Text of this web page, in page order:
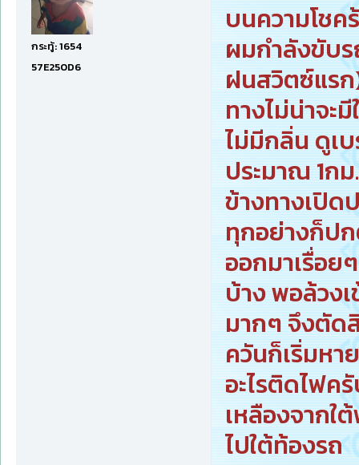
กระทู้: 1654
57E250D6
บนความโชค
ผมกำลังขับ
ฝนสวิตซ์แร
ทางไม่น่าจะ
ไม่มีกลิ่น ดูเ
ประมาณ 1ก
ข้างทางเปิด
ทุกอย่างก็ป
ออกมาเรื่อย
บ้าง พอล้วง
มากๆ จึงตัด
ควันก็เริ่มหา
อะไรติดไฟค
เหลืองจากใ
ไปใต้ท้องรถ